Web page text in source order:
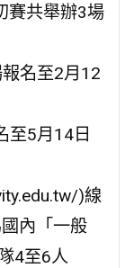
賽共舉辦3場
名至2月12
至5月14日
)線
內「一般
4至6人